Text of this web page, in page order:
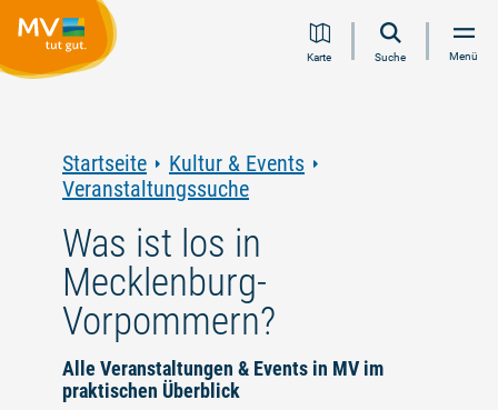
Inhalt
Navigation
Volltextsuche
FooterKarte Suche Menü
Startseite
Kultur & Events
Veranstaltungssuche
Was ist los in
Mecklenburg-
Vorpommern?
Alle Veranstaltungen & Events in MV im
praktischen Überblick